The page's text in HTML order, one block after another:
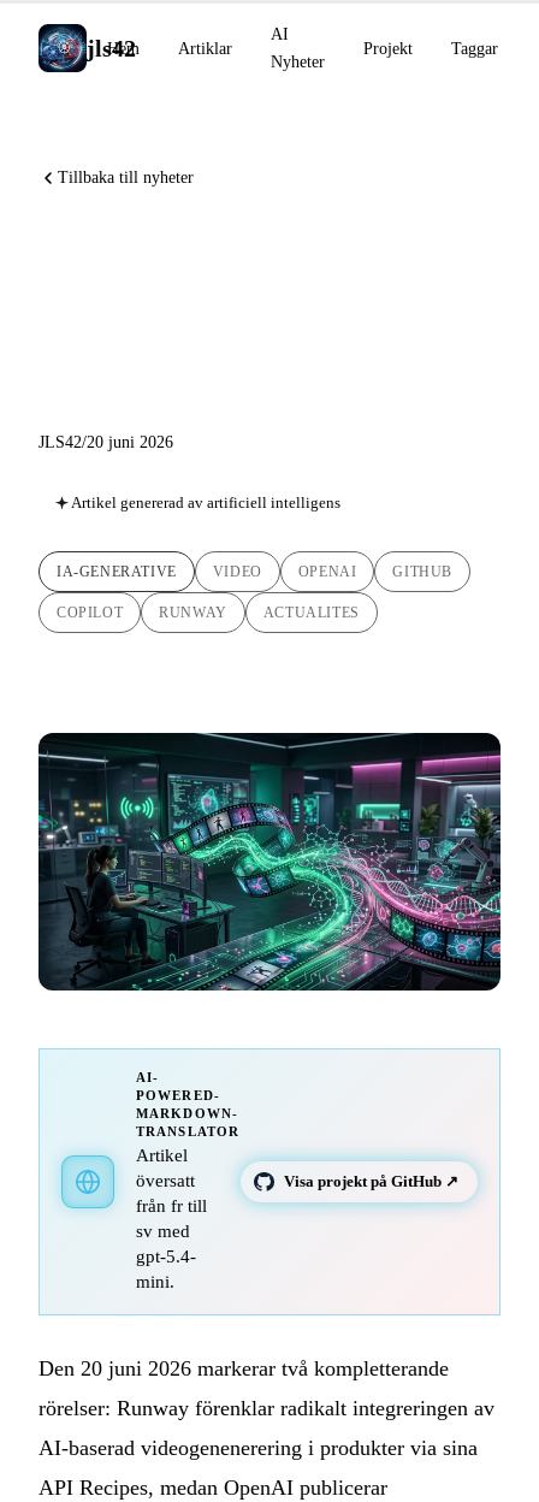
jls42
Hem Artiklar
AI
Nyheter
Projekt Taggar
Tillbaka till nyheter
JLS42/20 juni 2026
Artikel genererad av artificiell intelligens
IA-GENERATIVE VIDEO OPENAI GITHUB
COPILOT RUNWAY ACTUALITES
AI-
POWERED-
MARKDOWN-
TRANSLATOR
Artikel
översatt
från fr till
sv med
gpt-5.4-
mini.
Visa projekt på GitHub ↗
Den 20 juni 2026 markerar två kompletterande
rörelser: Runway förenklar radikalt integreringen av
AI-baserad videogenenerering i produkter via sina
API Recipes, medan OpenAI publicerar